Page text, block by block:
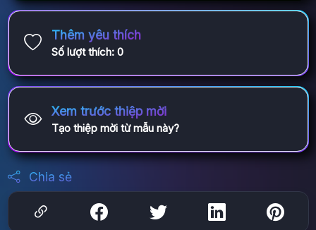
Thêm yêu thích
Số lượt thích: 0
Xem trước thiệp mời
Tạo thiệp mời từ mẫu này?
Chia sẻ